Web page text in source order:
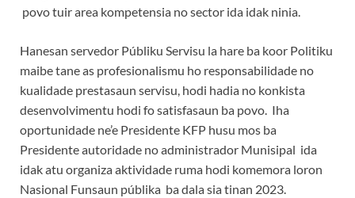
povo tuir area kompetensia no sector ida idak ninia.
Hanesan servedor Públiku Servisu la hare ba koor Politiku
maibe tane as profesionalismu ho responsabilidade no
kualidade prestasaun servisu, hodi hadia no konkista
desenvolvimentu hodi fo satisfasaun ba povo. Iha
oportunidade ne’e Presidente KFP husu mos ba
Presidente autoridade no administrador Munisipal ida
idak atu organiza aktividade ruma hodi komemora loron
Nasional Funsaun públika ba dala sia tinan 2023.